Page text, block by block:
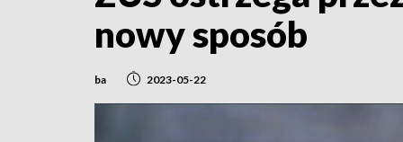
nowy sposób
ba 2023-05-22